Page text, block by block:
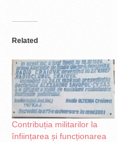
Related
Contribuția militarilor la
înființarea și funcționarea